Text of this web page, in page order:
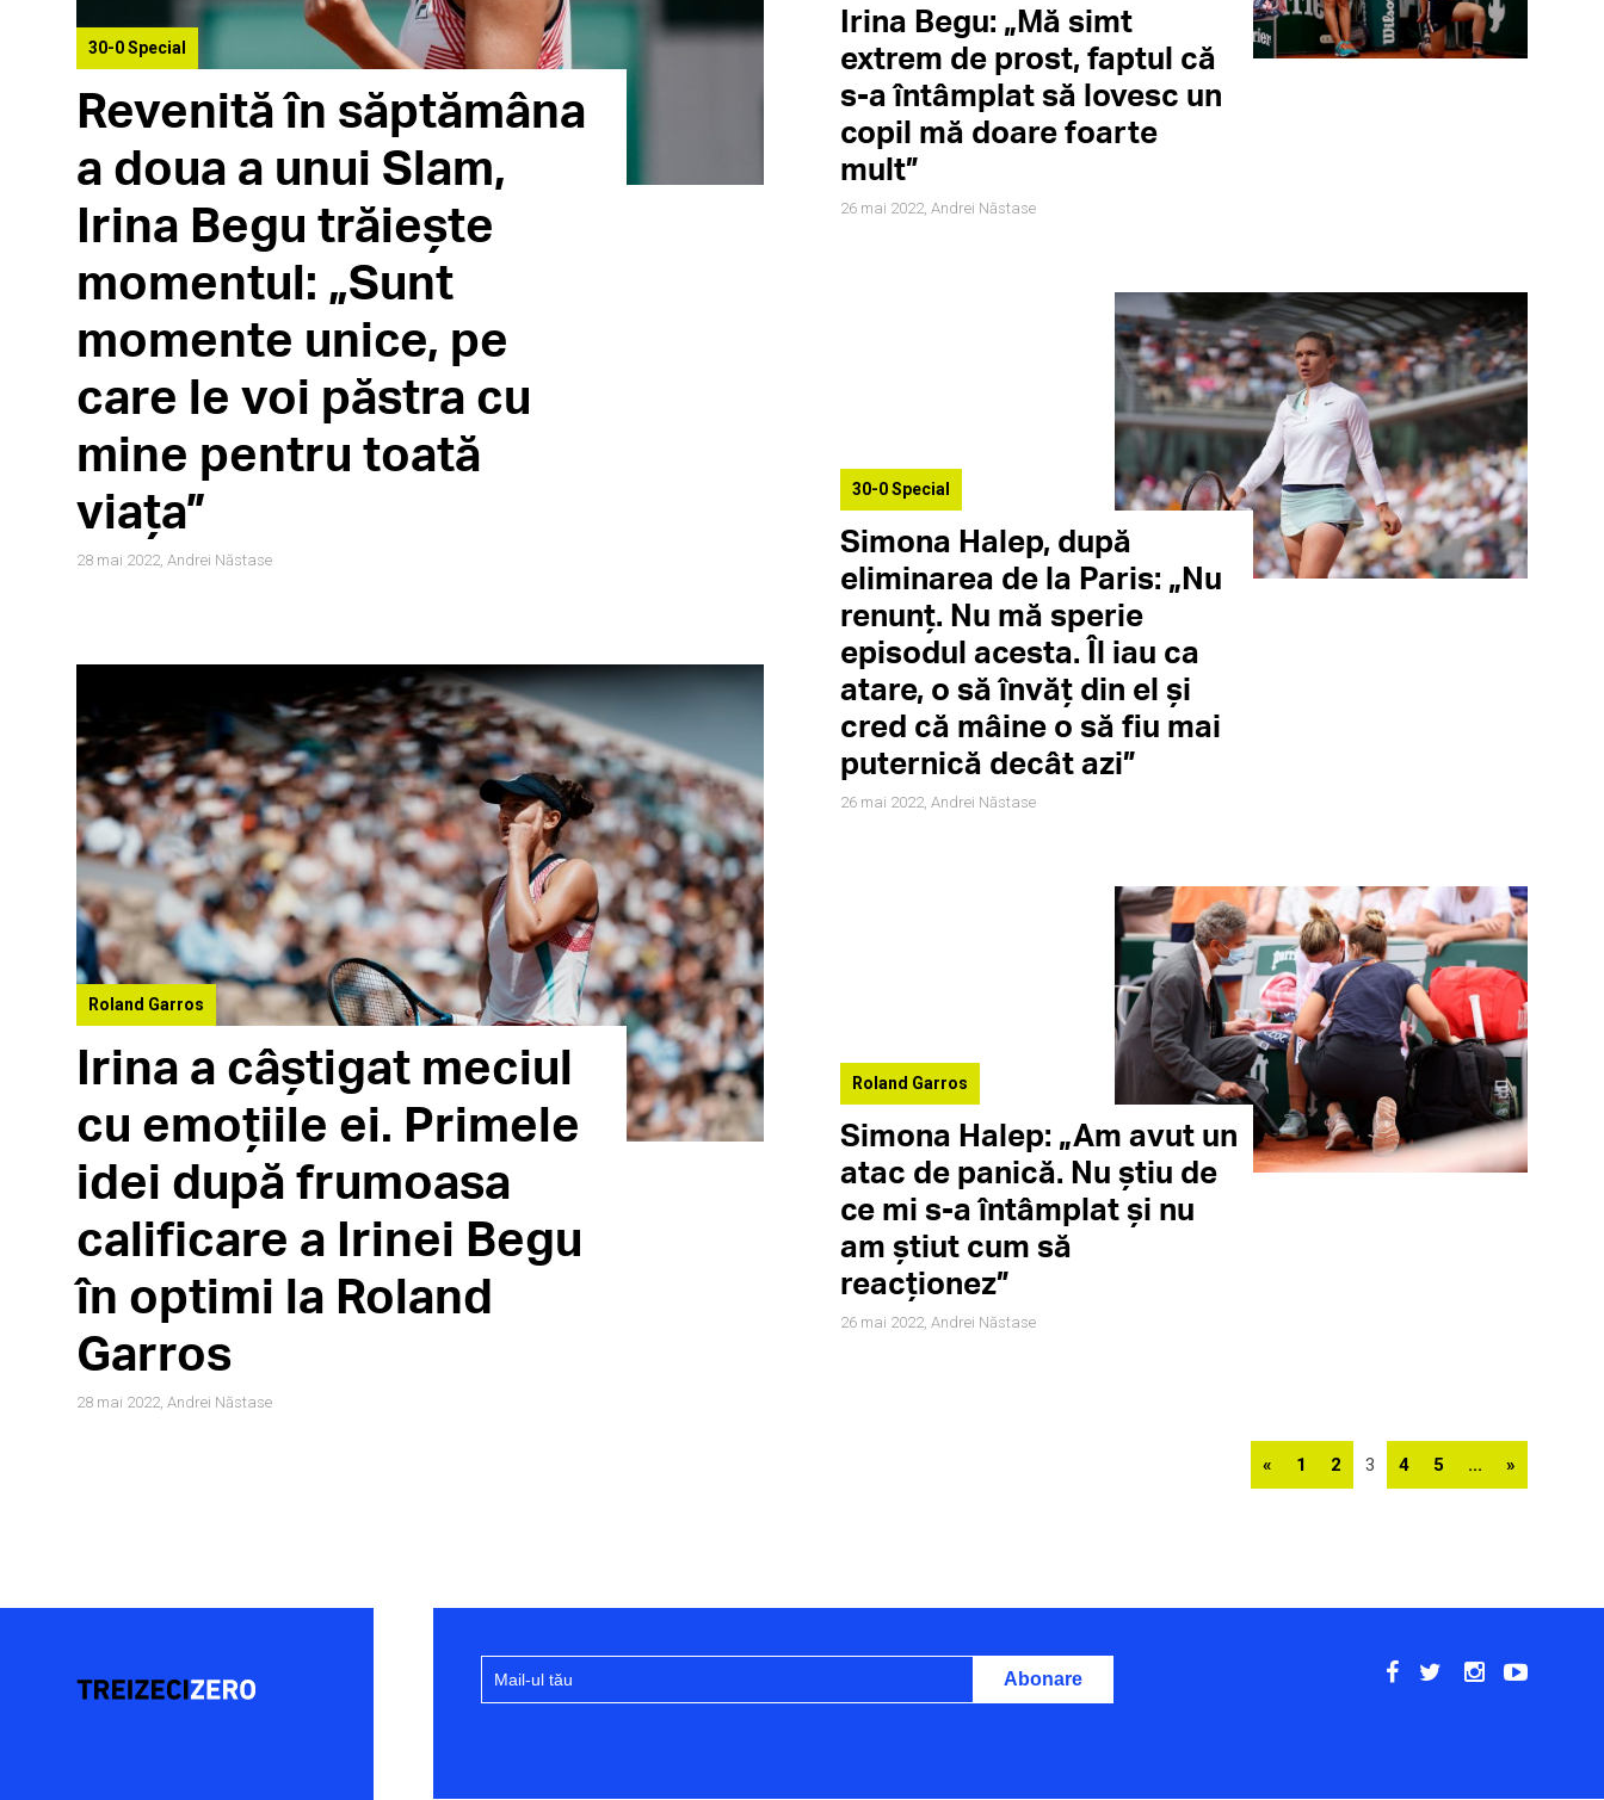
30-0 Special
Revenită în săptămâna
a doua a unui Slam,
Irina Begu trăiește
momentul: „Sunt
momente unice, pe
care le voi păstra cu
mine pentru toată
viața”
28 mai 2022, Andrei Năstase
Roland Garros
Irina a câștigat meciul
cu emoțiile ei. Primele
idei după frumoasa
calificare a Irinei Begu
în optimi la Roland
Garros
28 mai 2022, Andrei Năstase
Irina Begu: „Mă simt
extrem de prost, faptul că
s-a întâmplat să lovesc un
copil mă doare foarte
mult”
26 mai 2022, Andrei Năstase
30-0 Special
Simona Halep, după
eliminarea de la Paris: „Nu
renunț. Nu mă sperie
episodul acesta. Îl iau ca
atare, o să învăț din el și
cred că mâine o să fiu mai
puternică decât azi”
26 mai 2022, Andrei Năstase
Roland Garros
Simona Halep: „Am avut un
atac de panică. Nu știu de
ce mi s-a întâmplat și nu
am știut cum să
reacționez”
26 mai 2022, Andrei Năstase
« 1 2 3 4 5 ... »